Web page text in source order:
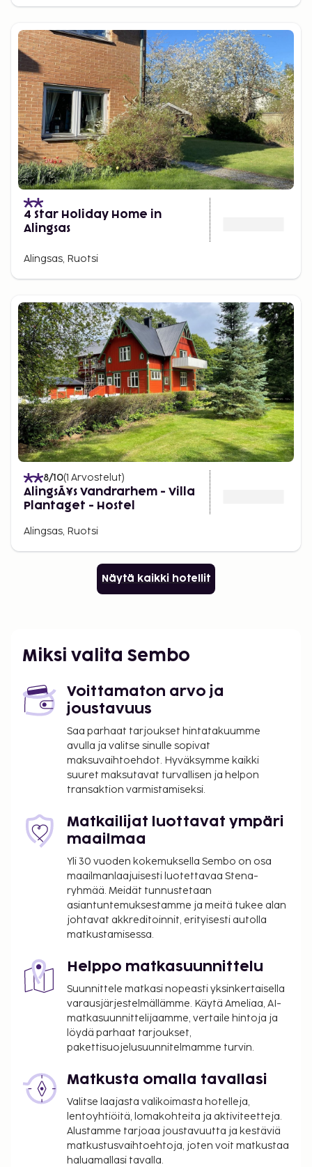
4 Star Holiday Home in
Alingsas
Alingsas, Ruotsi
8/10(1 Arvostelut)
AlingsÃ¥s Vandrarhem - Villa
Plantaget - Hostel
Alingsas, Ruotsi
Näytä kaikki hotellit
Miksi valita Sembo
Voittamaton arvo ja
joustavuus
Saa parhaat tarjoukset hintatakuumme
avulla ja valitse sinulle sopivat
maksuvaihtoehdot. Hyväksymme kaikki
suuret maksutavat turvallisen ja helpon
transaktion varmistamiseksi.
Matkailijat luottavat ympäri
maailmaa
Yli 30 vuoden kokemuksella Sembo on osa
maailmanlaajuisesti luotettavaa Stena-
ryhmää. Meidät tunnustetaan
asiantuntemuksestamme ja meitä tukee alan
johtavat akkreditoinnit, erityisesti autolla
matkustamisessa.
Helppo matkasuunnittelu
Suunnittele matkasi nopeasti yksinkertaisella
varausjärjestelmällämme. Käytä Ameliaa, AI-
matkasuunnittelijaamme, vertaile hintoja ja
löydä parhaat tarjoukset,
pakettisuojelusuunnitelmamme turvin.
Matkusta omalla tavallasi
Valitse laajasta valikoimasta hotelleja,
lentoyhtiöitä, lomakohteita ja aktiviteetteja.
Alustamme tarjoaa joustavuutta ja kestäviä
matkustusvaihtoehtoja, joten voit matkustaa
haluamallasi tavalla.